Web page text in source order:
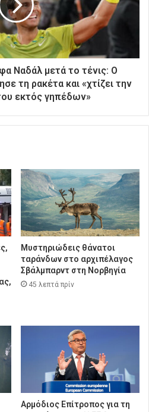
Ναδάλ μετά το τένις: Ο
τη ρακέτα και «χτίζει την
εκτός γηπέδων»
Μυστηριώδεις θάνατοι
ταράνδων στο αρχιπέλαγος
Σβάλμπαρντ στη Νορβηγία
45 λεπτά πρίν
Αρμόδιος Επίτροπος για τη